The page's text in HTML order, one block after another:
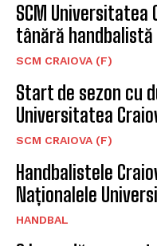
SCM
tânără handbalistă
SCM CRAIOVA (F)
Start de sezon cu
Universitatea
SCM CRAIOVA (F)
Handbalistele
Naționalele
HANDBAL